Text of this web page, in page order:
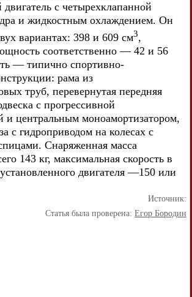
с четырехклапанной
и жидкостным охлаждением. Он
вариантах: 398 и 609 см3,
соответственно — 42 и 56
— типично спортивно-
рама из
труб, перевернутая передняя
с прогрессивной
и центральным моноамортизатором,
с гидроприводом на колесах с
Снаряженная масса
143 кг, максимальная скорость в
двигателя —150 или
Источник:
Статья была проверена: Егор Бородин